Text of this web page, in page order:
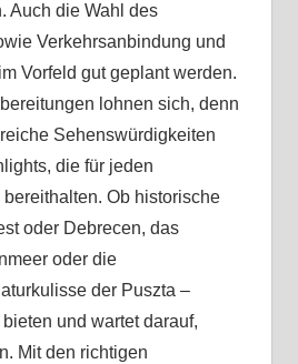
Auch die Wahl des
Verkehrsanbindung und
Vorfeld gut geplant werden.
lohnen sich, denn
Sehenswürdigkeiten
die für jeden
Ob historische
oder Debrecen, das
oder die
der Puszta –
und wartet darauf,
Mit den richtigen